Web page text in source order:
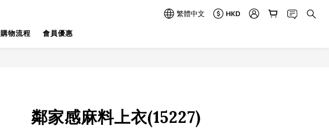
繁體中文
HKD
購物流程 會員優惠
鄰家感麻料上衣(15227)